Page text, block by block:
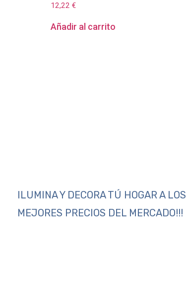
12,22 €
Añadir al carrito
ILUMINA Y DECORA TÚ HOGAR A LOS
MEJORES PRECIOS DEL MERCADO!!!